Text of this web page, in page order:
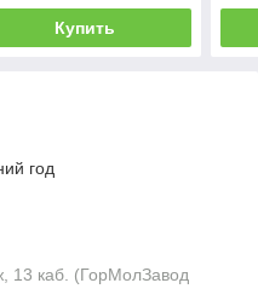
Купить
год
13 каб. (ГорМолЗавод